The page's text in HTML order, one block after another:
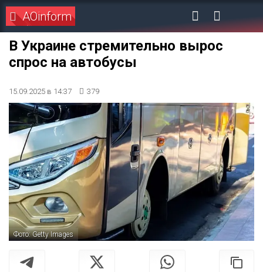
AOinform
В Украине стремительно вырос
спрос на автобусы
15.09.2025 в 14:37 379
Фото: Getty Images